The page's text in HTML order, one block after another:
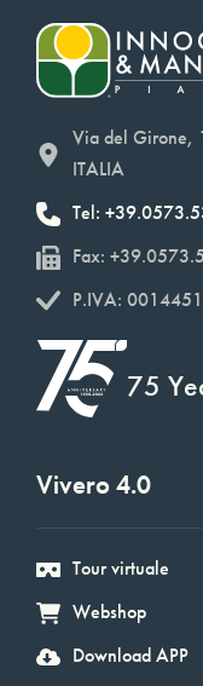
Via del Girone,
ITALIA
Tel:
Fax:
P.IVA:
75
Vivero 4.0
Tour virtuale
Webshop
Download APP